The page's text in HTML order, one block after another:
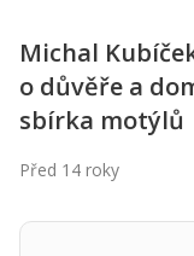
Michal
o důvěře a
sbírka motýlů
Před 14 roky